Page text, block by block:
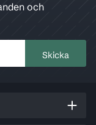
och